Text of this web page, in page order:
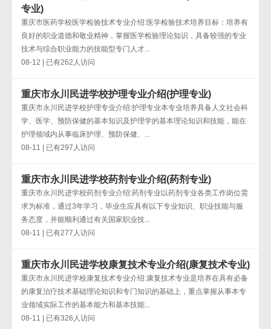
专业)
重庆市医药学校医学检验技术专业介绍:医学检验技术培养目标：培养有
良好的职业道德和敬业精神，掌握医学检验理论知识，具备较强的专业
技术与综合职业能力的技能型专门人才...
08-12 | 已有262人访问
重庆市永川民进学校护理专业介绍(护理专业)
重庆市永川民进学校护理专业介绍:护理专业本专业培养具备人文社会科
学、医学、预防保健的基本知识及护理学的基本理论知识和技能，能在
护理领域内从事临床护理、预防保健、...
08-11 | 已有297人访问
重庆市永川民进学校药剂专业介绍(药剂专业)
重庆市永川民进学校药剂专业介绍:药剂专业以药剂专业各类工作岗位需
求为标准，通过3年学习，毕业生应具有以下专业知识、职业技能与服
务态度，并能顺利通过有关国家职业技...
08-11 | 已有277人访问
重庆市永川民进学校康复技术专业介绍(康复技术专业)
重庆市永川民进学校康复技术专业介绍:康复技术专业是培养在具有必备
的康复治疗技术基础理论知识和专门知识的基础上，重点掌握从事本专
业领域实际工作的基本能力和基本技能...
08-11 | 已有326人访问